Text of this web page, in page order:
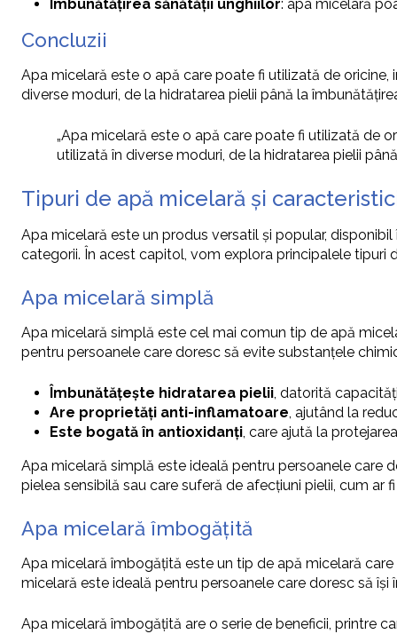
Îmbunătățirea sănătății unghiilor: apa micelară
Concluzii
Apa micelară este o apă care poate fi utilizată de
diverse moduri, de la hidratarea pielii până la
„Apa micelară este o apă care poate fi utilizată de
utilizată în diverse moduri, de la hidratarea pielii
Tipuri de apă micelară și
Apa micelară este un produs versatil și popular,
categorii. În acest capitol, vom explora principalele tipuri
Apa micelară simplă
Apa micelară simplă este cel mai comun tip de apă
pentru persoanele care doresc să evite substanțele
Îmbunătățește hidratarea pielii, datorită
Are proprietăți anti-inflamatoare, ajutând la
Este bogată în antioxidanți, care ajută la
Apa micelară simplă este ideală pentru persoanele care
pielea sensibilă sau care suferă de afecțiuni pielii, cum ar
Apa micelară îmbogățită
Apa micelară îmbogățită este un tip de apă micelară
micelară este ideală pentru persoanele care doresc să
Apa micelară îmbogățită are o serie de beneficii, printre